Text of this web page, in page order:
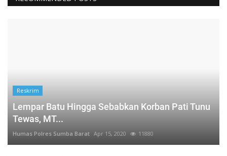
Reskrim
Lempar Batu Hingga Sebabkan Korban Pati Tunu
Tewas, MT...
Humas Polres Sumba Barat Apr 15, 2020 11880